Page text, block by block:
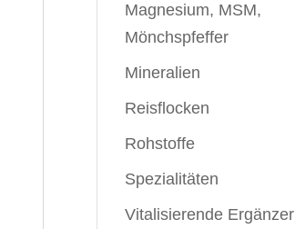
Magnesium, MSM,
Mönchspfeffer
Mineralien
Reisflocken
Rohstoffe
Spezialitäten
Vitalisierende Ergänzer